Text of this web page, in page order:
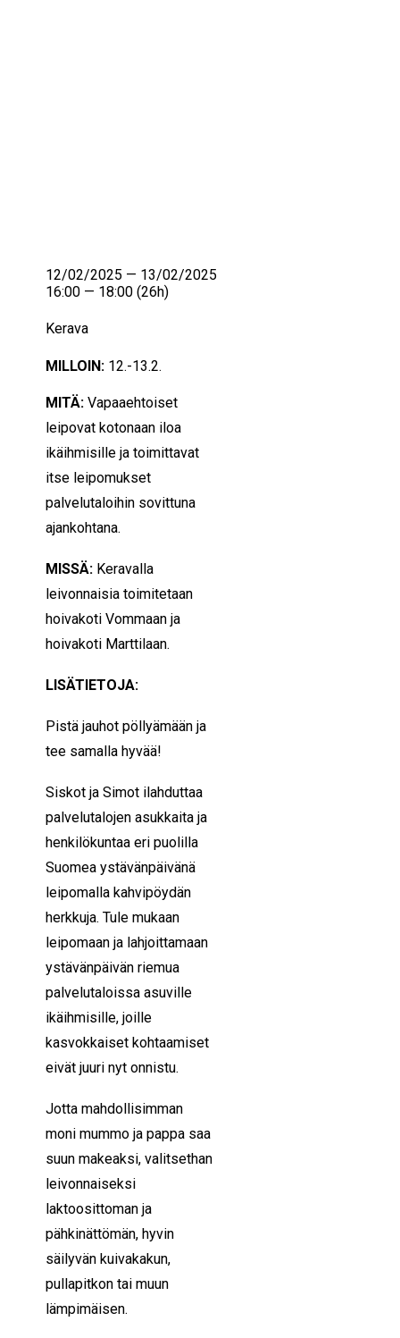
MILLOIN: 12.-13.2.
MITÄ: Vapaaehtoiset
leipovat kotonaan iloa
ikäihmisille ja toimittavat
itse leipomukset
palvelutaloihin sovittuna
ajankohtana.
MISSÄ: Keravalla
leivonnaisia toimitetaan
hoivakoti Vommaan ja
hoivakoti Marttilaan.
LISÄTIETOJA:
Pistä jauhot pöllyämään ja
tee samalla hyvää!
Siskot ja Simot ilahduttaa
palvelutalojen asukkaita ja
henkilökuntaa eri puolilla
Suomea ystävänpäivänä
leipomalla kahvipöydän
herkkuja. Tule mukaan
leipomaan ja lahjoittamaan
ystävänpäivän riemua
palvelutaloissa asuville
ikäihmisille, joille
kasvokkaiset kohtaamiset
eivät juuri nyt onnistu.
Jotta mahdollisimman
moni mummo ja pappa saa
suun makeaksi, valitsethan
leivonnaiseksi
laktoosittoman ja
pähkinättömän, hyvin
säilyvän kuivakakun,
pullapitkon tai muun
lämpimäisen.
12/02/2025 — 13/02/2025
16:00 — 18:00 (26h)
Kerava